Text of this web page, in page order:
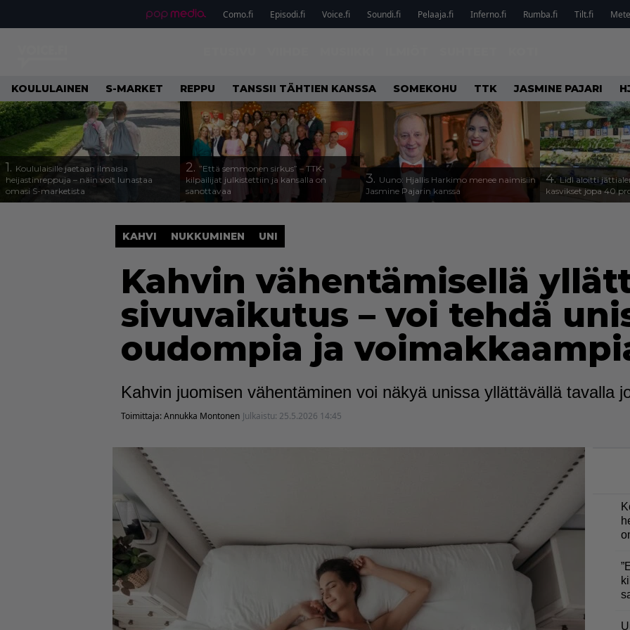
Como.fi Episodi.fi Voice.fi Soundi.fi Pelaaja.fi Inferno.fi Rumba.fi Tilt.fi
KOULULAINEN S-MARKET REPPU TANSSII TÄHTIEN KANSSA SOMEKOHU TTK JASMINE PAJARI
1. Koululaisille jaetaan ilmaisia
heijastinreppuja – näin voit lunastaa
omasi S-marketista
2. ”Että semmonen sirkus” – TTK-
kilpailijat julkistettiin ja kansalla on
sanottavaa
3. Uuno: Hjallis Harkimo menee naimisiin
Jasmine Pajarin kanssa
4. Lidl aloitti
kasvikset jopa 40
KAHVI NUKKUMINEN UNI
Kahvin vähentämisellä
sivuvaikutus – voi tehdä
oudompia ja
Kahvin juomisen vähentäminen voi näkyä unissa yllättävällä tavalla
Toimittaja:Annukka Montonen Julkaistu: 25.5.2026 14:45